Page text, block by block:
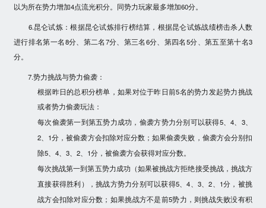
以为所在势力增加4点流光积分。 同势力玩家最多增加60分。
6.昆仑试炼：根据昆仑试炼排行榜结算，根据昆仑试炼战绩榜击杀人数
进行排名第一名8分、第二名7分、第三名6分、第四名5分、第五至第十名3
分。
7.势力挑战与势力偷袭：
根据昨日的总积分榜单，如果对位于昨日前5名的势力发起势力挑战
或者势力偷袭玩法：
每次偷袭第一到第五势力成功，偷袭方势力分别可以获得5、4、3、
2、1分，被偷袭方会扣除对应分数；如果偷袭失败，偷袭方会分别扣
除5、4、3、2、1分，被偷袭方会获得对应分数。
每次挑战第一到第五势力成功（如果被挑战方拒绝接受挑战，挑战方
直接获得胜利），挑战方势力分别可以获得5、4、3、2、1分，被挑
战方会扣除对应分数；如果挑战方不是前5势力，则挑战失败没有积